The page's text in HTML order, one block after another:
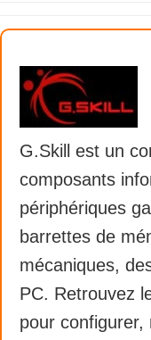
G.Skill est un
composants
périphériques
barrettes de
mécaniques,
PC. Retrouvez
pour